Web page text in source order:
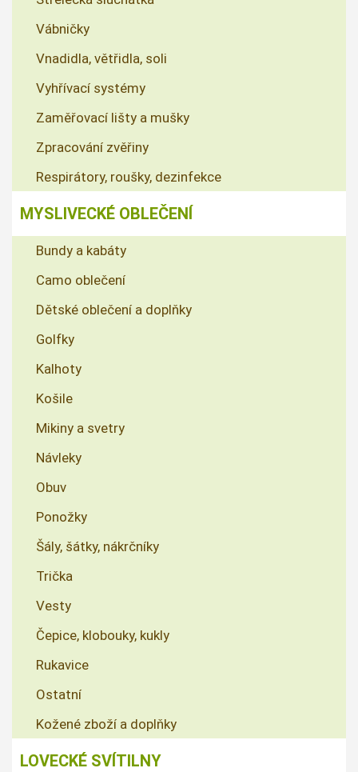
Vábničky
Vnadidla, větřidla, soli
Vyhřívací systémy
Zaměřovací lišty a mušky
Zpracování zvěřiny
Respirátory, roušky, dezinfekce
MYSLIVECKÉ OBLEČENÍ
Bundy a kabáty
Camo oblečení
Dětské oblečení a doplňky
Golfky
Kalhoty
Košile
Mikiny a svetry
Návleky
Obuv
Ponožky
Šály, šátky, nákrčníky
Trička
Vesty
Čepice, klobouky, kukly
Rukavice
Ostatní
Kožené zboží a doplňky
LOVECKÉ SVÍTILNY